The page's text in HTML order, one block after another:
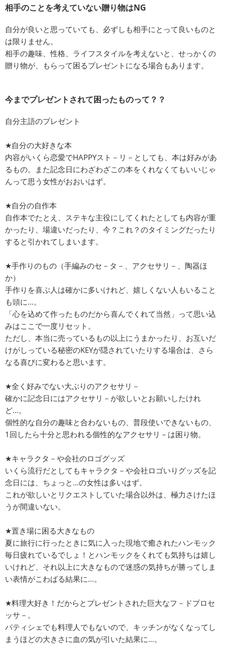
相手のことを考えていない贈り物はNG
自分が良いと思っていても、必ずしも相手にとって良いものと
は限りません。
相手の趣味、性格、ライフスタイルを考えないと、せっかくの
贈り物が、もらって困るプレゼントになる場合もあります。
今までプレゼントされて困ったものって？？
自分主語のプレゼント
★自分の大好きな本
内容がいくら恋愛でHAPPYスト－リ－としても、本は好みがあ
るもの。また記念日にわざわざこの本をくれなくてもいいじゃ
んって思う女性がおおいはず。
★自分の自作本
自作本でたとえ、ステキな主役にしてくれたとしても内容が重
かったり、場違いだったり、今？これ？のタイミングだったり
すると引かれてしまいます。
★手作りのもの（手編みのセ－タ－、アクセサリ－、陶器ほ
か）
手作りを喜ぶ人は確かに多いけれど、嬉しくない人もいること
も頭に…。
「心を込めて作ったものだから喜んでくれて当然」って思い込
みはここで一度リセット。
ただし、本当に売っているもの以上にうまかったり、お互いだ
けがしっている秘密のKEYが隠されていたりする場合は、さら
なる喜びに変わると思います。
★全く好みでない大ぶりのアクセサリ－
確かに記念日にはアクセサリ－が欲しいとお願いしたけれ
ど…。
個性的な自分の趣味と合わないもの、普段使いできないもの、
1回したら十分と思われる個性的なアクセサリ－は困り物。
★キャラクタ－や会社のロゴグッズ
いくら流行だとしてもキャラクタ－や会社ロゴいりグッズを記
念日には、ちょっと…の女性は多いはず。
これが欲しいとリクエストしていた場合以外は、極力さけたほ
うが間違いない。
★置き場に困る大きなもの
夏に旅行に行ったときに気に入った現地で癒されたハンモック
毎日疲れているでしょ！とハンモックをくれても気持ちは嬉し
いけれど、それ以上に大きなもので迷惑の気持ちが勝ってしま
い表情がこわばる結果に...。
★料理大好き！だからとプレゼントされた巨大なフ－ドプロセ
ッサ－。
パティシェでも料理人でもないので、キッチンがなくなってし
まうほどの大きさに血の気が引いた結果に...。